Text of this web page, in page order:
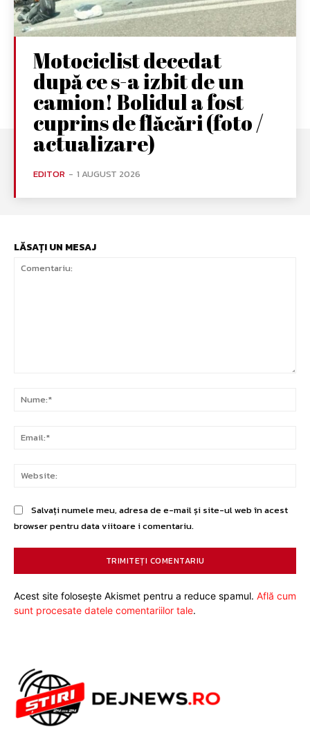
Motociclist decedat
după ce s-a izbit de un
camion! Bolidul a fost
cuprins de flăcări (foto /
actualizare)
EDITOR - 1 AUGUST 2026
LĂSAȚI UN MESAJ
Salvați numele meu, adresa de e-mail și site-ul web în acest
browser pentru data viitoare i comentariu.
Acest site folosește Akismet pentru a reduce spamul. Află cum
sunt procesate datele comentariilor tale.